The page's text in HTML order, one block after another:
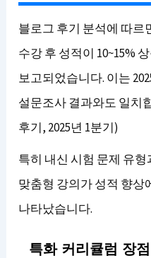
블로그 후기 분석에 따르
수강 후 성적이 10~15%
보고되었습니다. 이는
설문조사 결과와도 일치
후기, 2025년 1분기)
특히 내신 시험 문제 유
맞춤형 강의가 성적 향상
나타났습니다.
특화 커리큘럼 장점